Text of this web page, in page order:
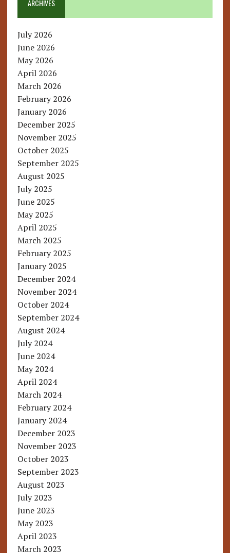
ARCHIVES
July 2026
June 2026
May 2026
April 2026
March 2026
February 2026
January 2026
December 2025
November 2025
October 2025
September 2025
August 2025
July 2025
June 2025
May 2025
April 2025
March 2025
February 2025
January 2025
December 2024
November 2024
October 2024
September 2024
August 2024
July 2024
June 2024
May 2024
April 2024
March 2024
February 2024
January 2024
December 2023
November 2023
October 2023
September 2023
August 2023
July 2023
June 2023
May 2023
April 2023
March 2023